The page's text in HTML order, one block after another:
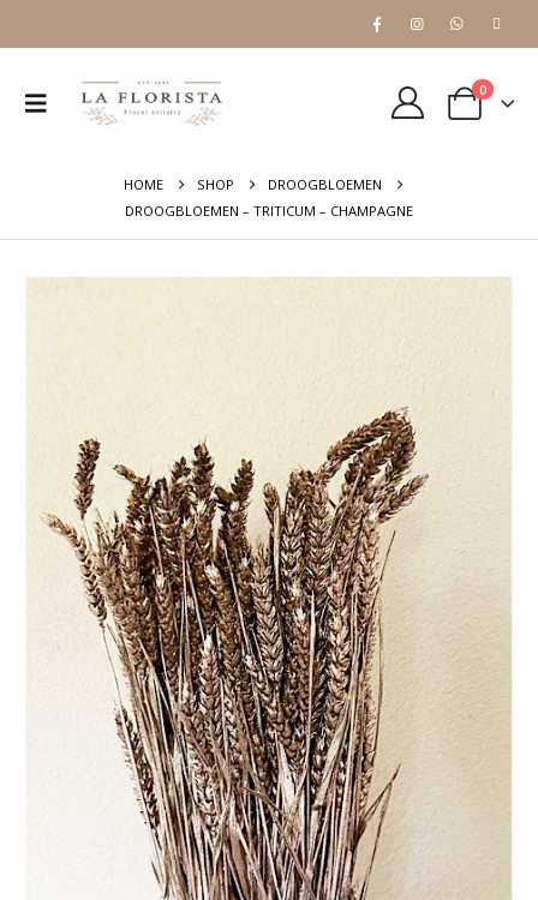
0
HOME SHOP
DROOGBLOEMEN
DROOGBLOEMEN – TRITICUM – CHAMPAGNE